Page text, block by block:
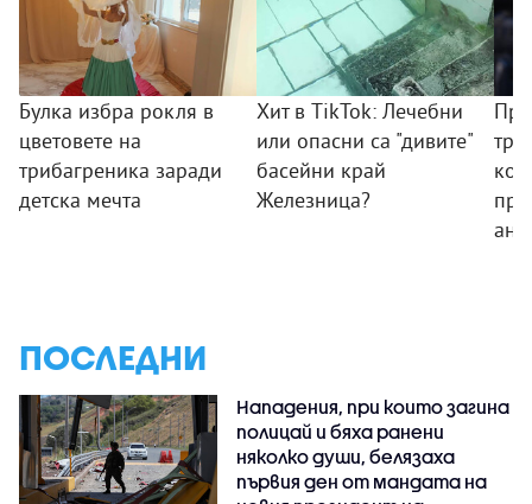
Булка избра рокля в
цветовете на
трибагреника заради
детска мечта
Хит в TikTok: Лечебни
или опасни са "дивите"
басейни край
Железница?
ПОСЛЕДНИ
Нападения, при които загина
полицай и бяха ранени
няколко души, белязаха
първия ден от мандата на